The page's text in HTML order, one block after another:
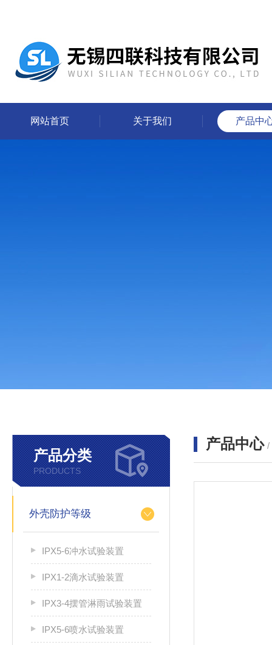
网站首页 关于我们 产品中
产品分类
PRODUCTS
外壳防护等级
IPX5-6冲水试验装置
IPX1-2滴水试验装置
IPX3-4摆管淋雨试验装置
IPX5-6喷水试验装置
产品中心 /